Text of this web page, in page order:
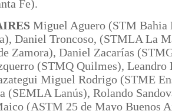
Fe).
Miguel Aguero (STM Bahia
Daniel Troncoso, (STMLA La
Zamora), Daniel Zacarías
(STMQ Quilmes), Leandro
Miguel Rodrigo (STME
(SEMLA Lanús), Rolando
(ASTM 25 de Mayo Buenos